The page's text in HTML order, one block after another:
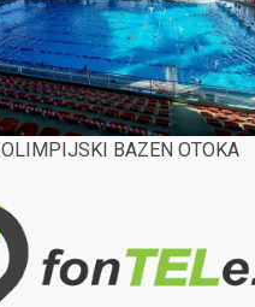
OLIMPIJSKI BAZEN OTOKA